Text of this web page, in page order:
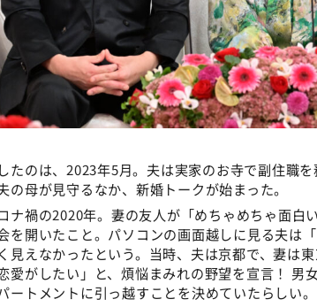
たのは、2023年5月。夫は実家のお寺で副住職
の母が見守るなか、新婚トークが始まった。
ナ禍の2020年。妻の友人が「めちゃめちゃ面白
を開いたこと。パソコンの画面越しに見る夫は
見えなかったという。当時、夫は京都で、妻は
愛がしたい」と、煩悩まみれの野望を宣言！ 男
ートメントに引っ越すことを決めていたらしい。